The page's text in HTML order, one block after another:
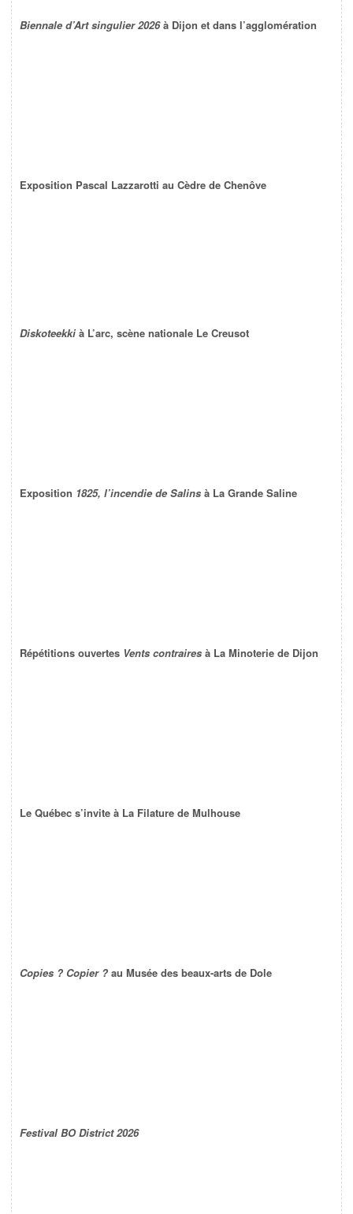
Biennale d’Art singulier 2026à Dijon et dans l’agglomération
Exposition Pascal Lazzarotti au Cèdre de Chenôve
Diskoteekki à L’arc, scène nationale Le Creusot
Exposition 1825, l’incendie de Salins à La Grande Saline
Répétitions ouvertes Vents contraires à La Minoterie de Dijon
Le Québec s’invite à La Filature de Mulhouse
Copies ? Copier ? au Musée des beaux-arts de Dole
Festival BO District 2026